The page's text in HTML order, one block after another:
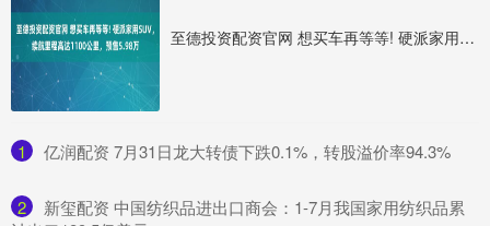
至德投资配资官网 想买车再等等! 硬派家用SUV，续航里程高达1100公里，预售5.98万
1 ​亿润配资 7月31日龙大转债下跌0.1%，转股溢价率94.3%
2
​新玺配资 中国纺织品进出口商会：1-7月我国家用纺织品累